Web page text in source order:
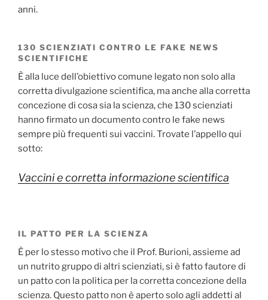
anni.
130 SCIENZIATI CONTRO LE FAKE NEWS
SCIENTIFICHE
È alla luce dell’obiettivo comune legato non solo alla
corretta divulgazione scientifica, ma anche alla corretta
concezione di cosa sia la scienza, che 130 scienziati
hanno firmato un documento contro le fake news
sempre più frequenti sui vaccini. Trovate l’appello qui
sotto:
Vaccini e corretta informazione scientifica
IL PATTO PER LA SCIENZA
È per lo stesso motivo che il Prof. Burioni, assieme ad
un nutrito gruppo di altri scienziati, si è fatto fautore di
un patto con la politica per la corretta concezione della
scienza. Questo patto non è aperto solo agli addetti al